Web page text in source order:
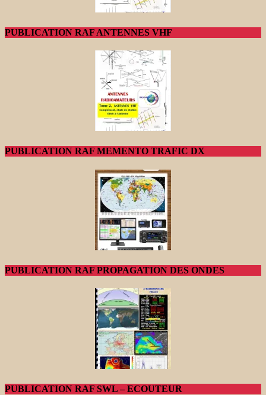
PUBLICATION RAF ANTENNES VHF
PUBLICATION RAF MEMENTO TRAFIC DX
PUBLICATION RAF PROPAGATION DES ONDES
PUBLICATION RAF SWL – ECOUTEUR